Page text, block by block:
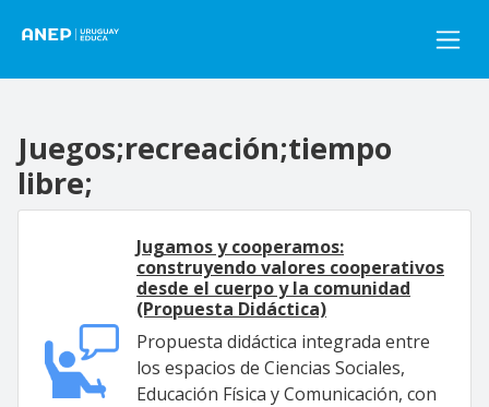
Juegos;recreación;tiempo
libre;
Jugamos y cooperamos:
construyendo valores cooperativos
desde el cuerpo y la comunidad
(Propuesta Didáctica)
Propuesta didáctica integrada entre
los espacios de Ciencias Sociales,
Educación Física y Comunicación, con